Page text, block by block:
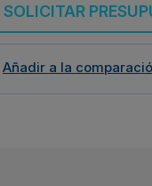
SOLICITAR
Añadir a la